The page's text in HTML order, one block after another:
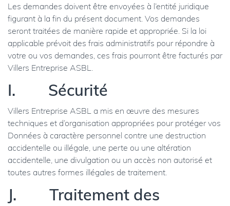
Les demandes doivent être envoyées à l’entité juridique
figurant à la fin du présent document. Vos demandes
seront traitées de manière rapide et appropriée. Si la loi
applicable prévoit des frais administratifs pour répondre à
votre ou vos demandes, ces frais pourront être facturés par
Villers Entreprise ASBL.
I. Sécurité
Villers Entreprise ASBL a mis en œuvre des mesures
techniques et d’organisation appropriées pour protéger vos
Données à caractère personnel contre une destruction
accidentelle ou illégale, une perte ou une altération
accidentelle, une divulgation ou un accès non autorisé et
toutes autres formes illégales de traitement.
J. Traitement des